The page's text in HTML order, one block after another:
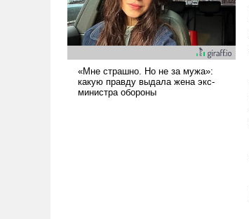
идеей.